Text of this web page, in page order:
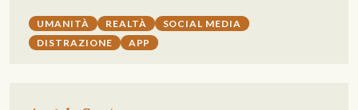
UMANITÀ REALTÀ
SOCIAL MEDIA
DISTRAZIONE
APP